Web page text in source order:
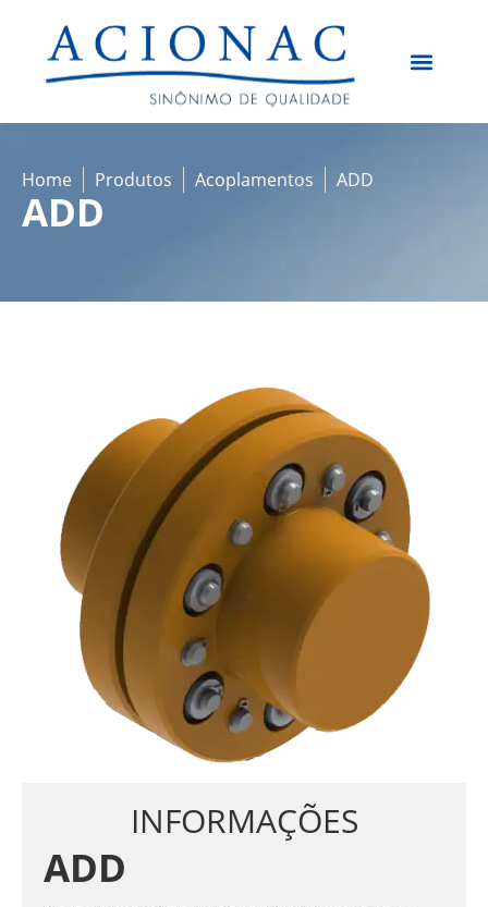
Home Produtos Acoplamentos ADD
ADD
INFORMAÇÕES
ADD